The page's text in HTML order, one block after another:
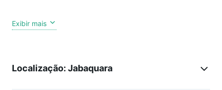
O imóvel conta com 2 dormitórios bem distribuídos, ideal
para famílias ou para quem deseja mais espaço e
segurança. Cada apartamento possui interfone direto. Prédio
Exibir mais
Localização: Jabaquara